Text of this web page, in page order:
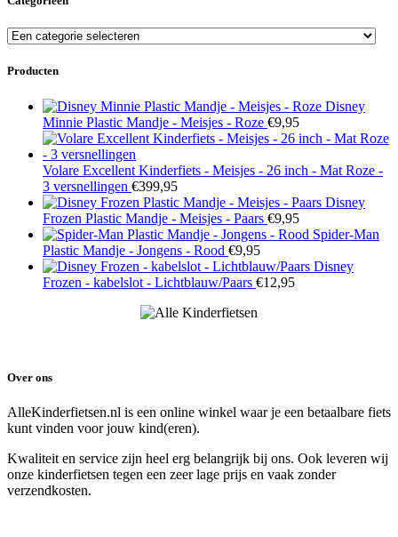
Producten
Disney
Minnie Plastic Mandje - Meisjes - Roze €9,95
Volare Excellent Kinderfiets - Meisjes - 26 inch - Mat Roze -
3 versnellingen €399,95
Disney
Frozen Plastic Mandje - Meisjes - Paars €9,95
Spider-Man
Plastic Mandje - Jongens - Rood €9,95
Disney
Frozen - kabelslot - Lichtblauw/Paars €12,95
Over ons
AlleKinderfietsen.nl is een online winkel waar je een betaalbare fiets
kunt vinden voor jouw kind(eren).
Kwaliteit en service zijn heel erg belangrijk bij ons. Ook leveren wij
onze kinderfietsen tegen een zeer lage prijs en vaak zonder
verzendkosten.